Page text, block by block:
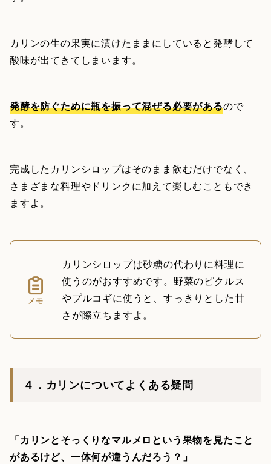
カリンの生の果実に漬けたままにしていると発酵して
酸味が出てきてしまいます。
発酵を防ぐために瓶を振って混ぜる必要があるので
す。
完成したカリンシロップはそのまま飲むだけでなく、
さまざまな料理やドリンクに加えて楽しむこともでき
ますよ。
メモ
カリンシロップは砂糖の代わりに料理に
使うのがおすすめです。野菜のピクルス
やプルコギに使うと、すっきりとした甘
さが際立ちますよ。
４．カリンについてよくある疑問
「カリンとそっくりなマルメロという果物を見たこと
があるけど、一体何が違うんだろう？」